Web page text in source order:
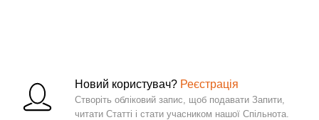
Новий користувач? Реєстрація
Створіть обліковий запис, щоб подавати Запити,
читати Статті і стати учасником нашої Спільнота.